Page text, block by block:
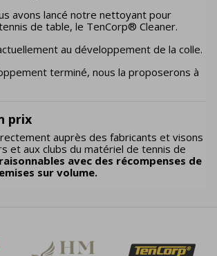
avons lancé notre nettoyant pour
de table, le TenCorp® Cleaner.
au développement de la colle.
terminé, nous la proposerons à
prix
auprès des fabricants et visons
et aux clubs du matériel de tennis de
avec des récompenses de
sur volume.